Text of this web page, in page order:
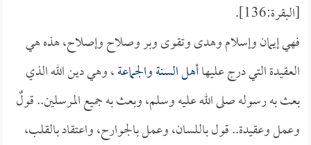
[البقرة:136].
فهي إيمان وإسلام وهدى وتقوى وبر وصلاح وإصلاح، هذه هي
العقيدة التي درج عليهاأهل السنة والجماعة، وهي دين الله الذي
بعث به رسوله صلى الله عليه وسلم، وبعث به جميع المرسلين.. قولٌ
وعمل وعقيدة.. قول باللسان، وعمل بالجوارح، واعتقاد بالقلب،